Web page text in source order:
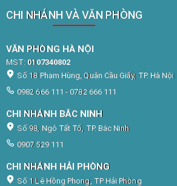
CHI NHÁNH VÀ VĂN PHÒNG
VĂN PHÒNG HÀ NỘI
MST: 0107340802
Số 18 Phạm Hùng, Quận Cầu Giấy, TP. Hà Nội
0982 666 111 - 0782 666 111
CHI NHÁNH BẮC NINH
Số 98, Ngô Tất Tố, TP. Bắc Ninh
0907 529 111
CHI NHÁNH HẢI PHÒNG
Số 1 Lê Hồng Phong, TP Hải Phòng